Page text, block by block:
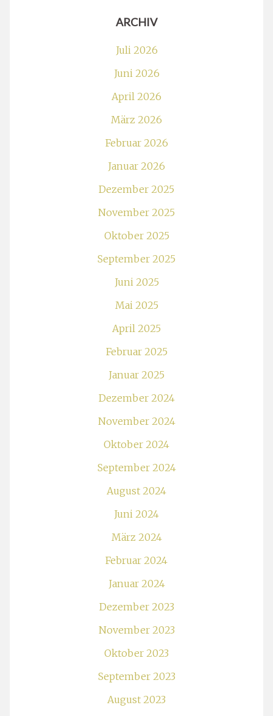
ARCHIV
Juli 2026
Juni 2026
April 2026
März 2026
Februar 2026
Januar 2026
Dezember 2025
November 2025
Oktober 2025
September 2025
Juni 2025
Mai 2025
April 2025
Februar 2025
Januar 2025
Dezember 2024
November 2024
Oktober 2024
September 2024
August 2024
Juni 2024
März 2024
Februar 2024
Januar 2024
Dezember 2023
November 2023
Oktober 2023
September 2023
August 2023